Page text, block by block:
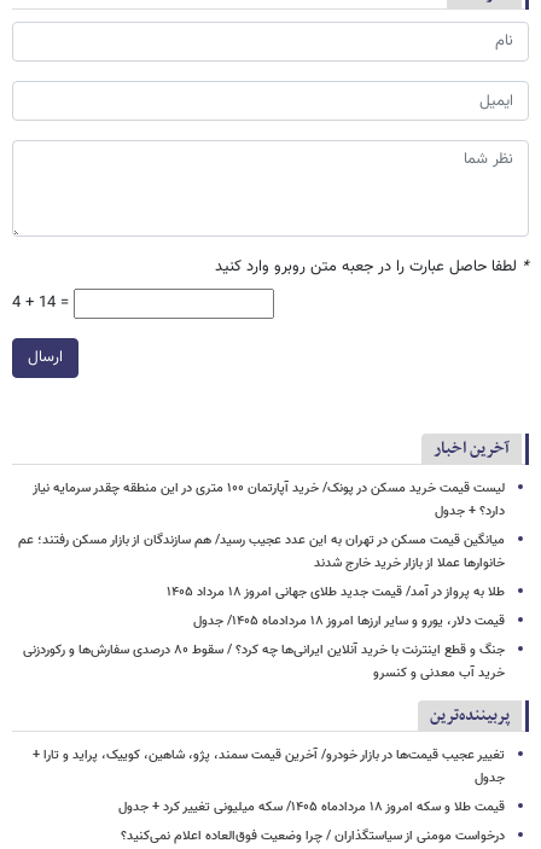
* لطفا حاصل عبارت را در جعبه متن روبرو وارد کنید
4 + 14 =
ارسال
آخرین اخبار
لیست قیمت خرید مسکن در پونک/ خرید آپارتمان ۱۰۰ متری در این منطقه چقدر سرمایه نیاز
دارد؟ + جدول
میانگین قیمت مسکن در تهران به این عدد عجیب رسید/ هم سازندگان از بازار مسکن رفتند؛ عم
خانوارها عملا از بازار خرید خارج شدند
طلا به پرواز در آمد/ قیمت جدید طلای جهانی امروز ۱۸ مرداد ۱۴۰۵
قیمت دلار، یورو و سایر ارزها امروز ۱۸ مردادماه ۱۴۰۵/ جدول
جنگ و قطع اینترنت با خرید آنلاین ایرانی‌ها چه کرد؟ / سقوط ۸۰ درصدی سفارش‌ها و رکوردزنی
خرید آب معدنی و کنسرو
پربیننده‌ترین
تغییر عجیب قیمت‌ها در بازار خودرو/ آخرین قیمت سمند، پژو، شاهین، کوییک، پراید و تارا +
جدول
قیمت طلا و سکه امروز ۱۸ مردادماه ۱۴۰۵/ سکه میلیونی تغییر کرد + جدول
درخواست مومنی از سیاستگذاران / چرا وضعیت فوق‌العاده اعلام نمی‌کنید؟